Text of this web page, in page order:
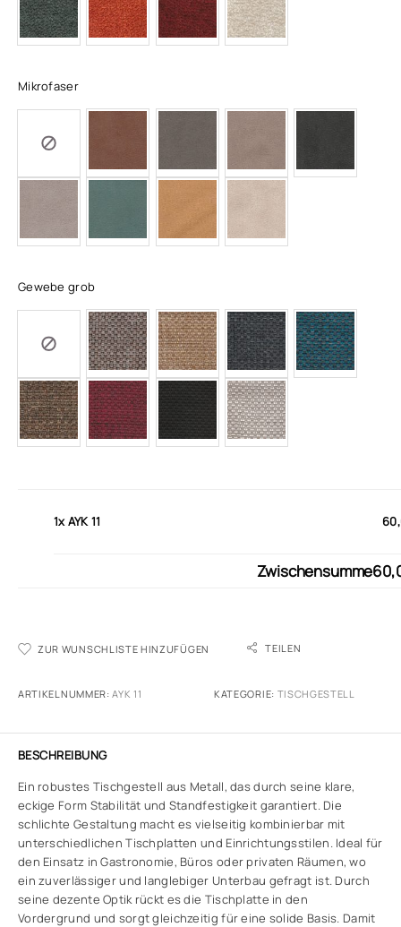
Mikrofaser
Gewebe grob
1xAYK 11
Zwischensumme
ZUR WUNSCHLISTE HINZUFÜGEN TEILEN
ARTIKELNUMMER:AYK 11 KATEGORIE: TISCHGESTELL
BESCHREIBUNG
Ein robustes Tischgestell aus Metall, das durch seine klare,
eckige Form Stabilität und Standfestigkeit garantiert. Die
schlichte Gestaltung macht es vielseitig kombinierbar mit
unterschiedlichen Tischplatten und Einrichtungsstilen. Ideal für
den Einsatz in Gastronomie, Büros oder privaten Räumen, wo
ein zuverlässiger und langlebiger Unterbau gefragt ist. Durch
seine dezente Optik rückt es die Tischplatte in den
Vordergrund und sorgt gleichzeitig für eine solide Basis. Damit